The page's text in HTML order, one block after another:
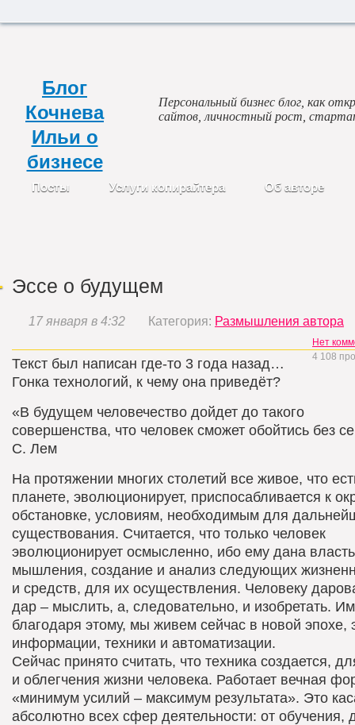
Эссе о будущем
17 января в 4:32 Категория: Размышления автора
Нет
4 108
Текст был написан где-то 3 года назад…
Гонка технологий, к чему она приведёт?
«В будущем человечество дойдет до такого
совершенства, что человек сможет обойтись без
С. Лем
На протяжении многих столетий все живое, что
планете, эволюционирует, приспосабливается к
обстановке, условиям, необходимым для
существования. Считается, что только человек
эволюционирует осмысленно, ибо ему дана власть
мышления, создание и анализ следующих
и средств, для их осуществления. Человеку
дар – мыслить, а, следовательно, и изобретать.
благодаря этому, мы живем сейчас в новой эпохе,
информации, техники и автоматизации.
Сейчас принято считать, что техника создается,
и облегчения жизни человека. Работает вечная
«минимум усилий – максимум результата». Это
абсолютно всех сфер деятельности: от обучения,
Блог
Кочнева
Ильи о
бизнесе
Персональный бизнес блог, как
сайтов, личностный рост,
Посты Услуги копирайтера Об авторе